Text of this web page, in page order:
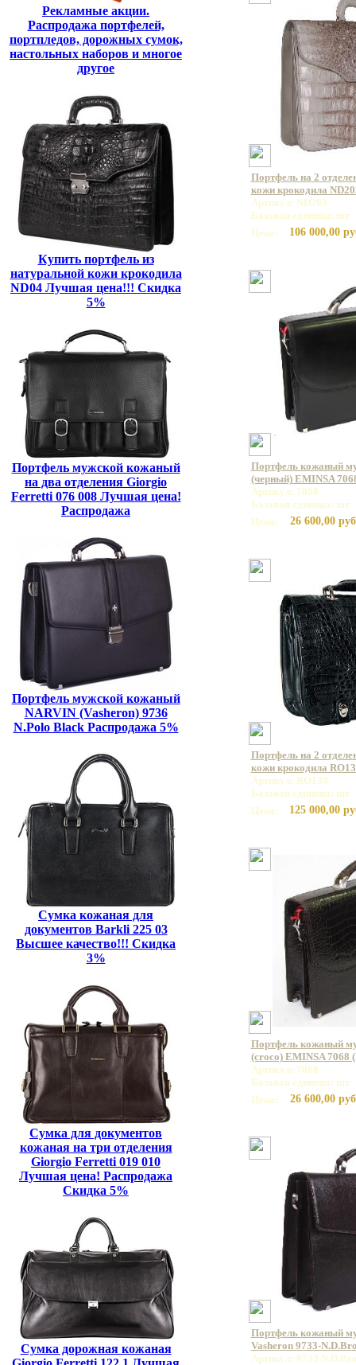
Рекламные акции.
Распродажа портфелей,
портпледов, дорожных сумок,
настольных наборов и многое
другое
Купить портфель из
натуральной кожи крокодила
ND04 Лучшая цена!!! Скидка
5%
Портфель мужской кожаный
на два отделения Giorgio
Ferretti 076 008 Лучшая цена!
Распродажа
Портфель мужской кожаный
NARVIN (Vasheron) 9736
N.Polo Black Распродажа 5%
Сумка кожаная для
документов Barkli 225 03
Высшее качество!!! Скидка
3%
Сумка для документов
кожаная на три отделения
Giorgio Ferretti 019 010
Лучшая цена! Распродажа
Скидка 5%
Сумка дорожная кожаная
Портфель на 2
кожи крокодила
Артикул: ND203
Базовая единица: шт
Цена:
106 000,00
Портфель кожаный
(черный) EMINSA
Артикул: 7068
Базовая единица: шт
Цена:
26 600,00
Портфель на 2
кожи крокодила
Артикул: RO139
Базовая единица: шт
Цена:
125 000,00
Портфель кожаный
(croco) EMINSA 7068
Артикул: 7068
Базовая единица: шт
Цена:
26 600,00
Портфель кожаный
Vasheron 9733-
Артикул: 9733